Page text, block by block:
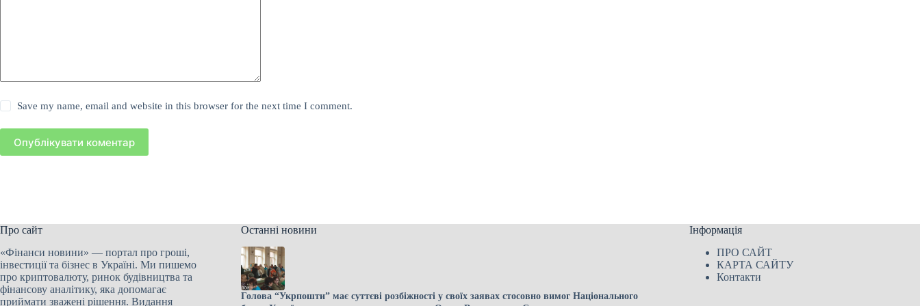
Save my name, email and website in this browser for the next time I comment.
Опублікувати коментар
Про сайт
«Фінанси новини» — портал про гроші,
інвестиції та бізнес в Україні. Ми пишемо
про криптовалюту, ринок будівництва та
фінансову аналітику, яка допомагає
приймати зважені рішення. Видання
Останні новини
Голова “Укрпошти” має суттєві розбіжності у своїх заявах стосовно вимог Національного
Інформація
ПРО САЙТ
КАРТА САЙТУ
Контакти